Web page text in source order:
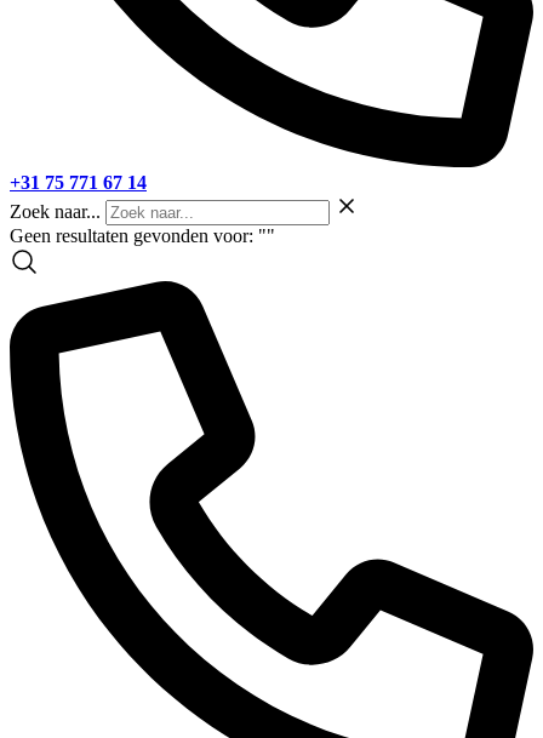
+31 75 771 67 14
Zoek naar...
Geen resultaten gevonden voor: ""